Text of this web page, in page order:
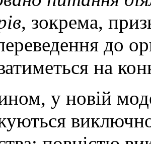
, зокрема,
до
на
у новій